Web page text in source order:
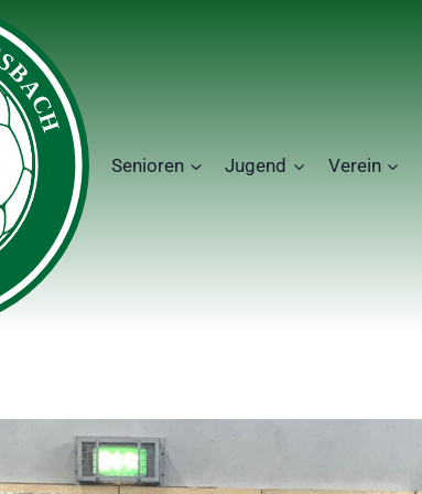
Senioren Jugend Verein